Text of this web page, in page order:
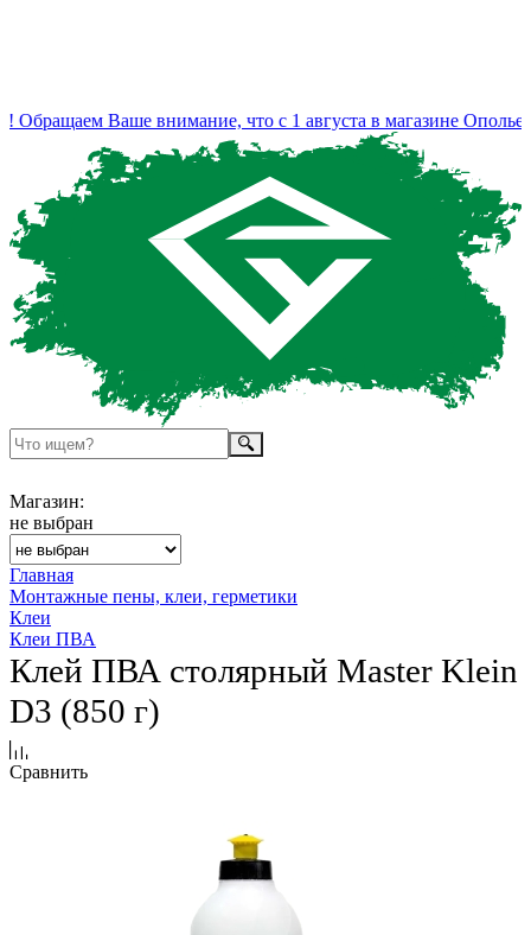
Ваше внимание, что с 1 августа в магазине Ополье
Магазин:
не выбран
Главная
Монтажные пены, клеи, герметики
Клеи
Клеи ПВА
Клей ПВА столярный Master Klein
D3 (850 г)
Сравнить